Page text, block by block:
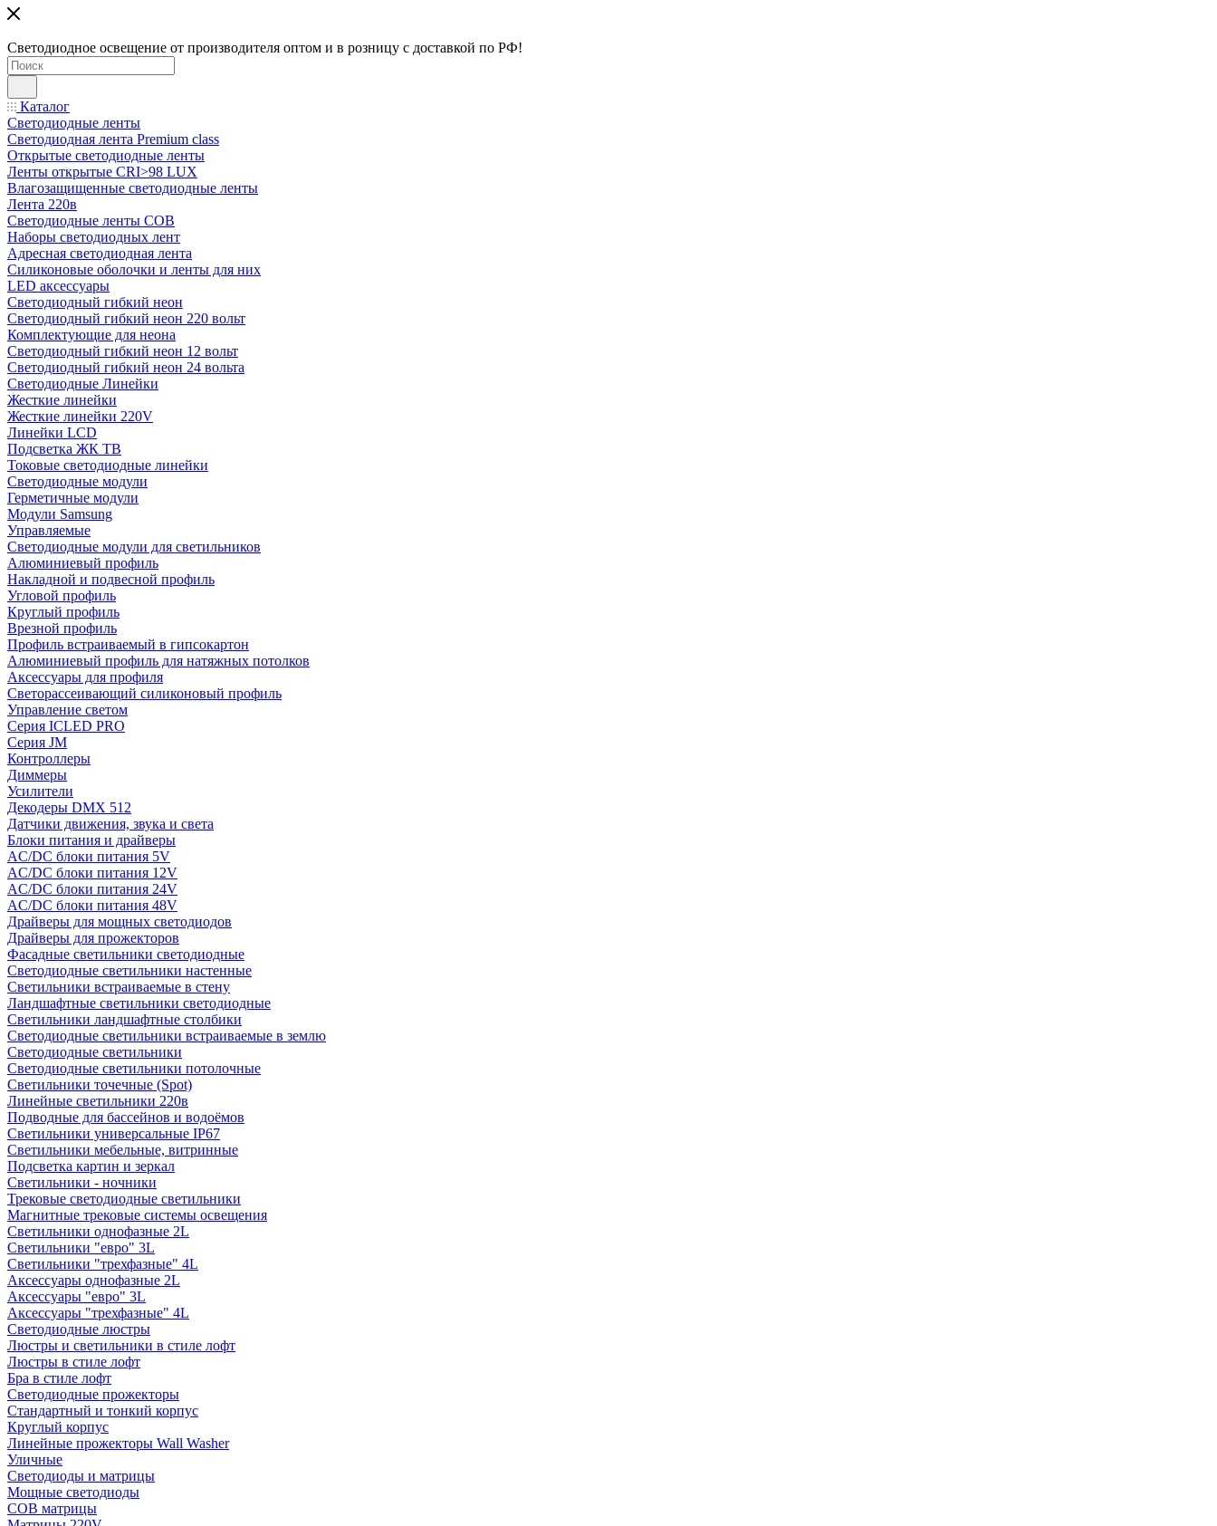
Светодиодное освещение от производителя оптом и в розницу с доставкой по РФ!
Каталог
Светодиодные ленты
Светодиодная лента Premium class
Открытые светодиодные ленты
Ленты открытые CRI>98 LUX
Влагозащищенные светодиодные ленты
Лента 220в
Светодиодные ленты COB
Наборы светодиодных лент
Адресная светодиодная лента
Силиконовые оболочки и ленты для них
LED аксессуары
Светодиодный гибкий неон
Светодиодный гибкий неон 220 вольт
Комплектующие для неона
Светодиодный гибкий неон 12 вольт
Светодиодный гибкий неон 24 вольта
Светодиодные Линейки
Жесткие линейки
Жесткие линейки 220V
Линейки LCD
Подсветка ЖК ТВ
Токовые светодиодные линейки
Светодиодные модули
Герметичные модули
Модули Samsung
Управляемые
Светодиодные модули для светильников
Алюминиевый профиль
Накладной и подвесной профиль
Угловой профиль
Круглый профиль
Врезной профиль
Профиль встраиваемый в гипсокартон
Алюминиевый профиль для натяжных потолков
Аксессуары для профиля
Светорассеивающий силиконовый профиль
Управление светом
Серия ICLED PRO
Серия JM
Контроллеры
Диммеры
Усилители
Декодеры DMX 512
Датчики движения, звука и света
Блоки питания и драйверы
AC/DC блоки питания 5V
AC/DC блоки питания 12V
AC/DC блоки питания 24V
AC/DC блоки питания 48V
Драйверы для мощных светодиодов
Драйверы для прожекторов
Фасадные светильники светодиодные
Светодиодные светильники настенные
Светильники встраиваемые в стену
Ландшафтные светильники светодиодные
Светильники ландшафтные столбики
Светодиодные светильники встраиваемые в землю
Светодиодные светильники
Светодиодные светильники потолочные
Светильники точечные (Spot)
Линейные светильники 220в
Подводные для бассейнов и водоёмов
Светильники универсальные IP67
Светильники мебельные, витринные
Подсветка картин и зеркал
Светильники - ночники
Трековые светодиодные светильники
Магнитные трековые системы освещения
Светильники однофазные 2L
Светильники "евро" 3L
Светильники "трехфазные" 4L
Аксессуары однофазные 2L
Аксессуары "евро" 3L
Аксессуары "трехфазные" 4L
Светодиодные люстры
Люстры и светильники в стиле лофт
Люстры в стиле лофт
Бра в стиле лофт
Светодиодные прожекторы
Стандартный и тонкий корпус
Круглый корпус
Линейные прожекторы Wall Washer
Уличные
Светодиоды и матрицы
Мощные светодиоды
COB матрицы